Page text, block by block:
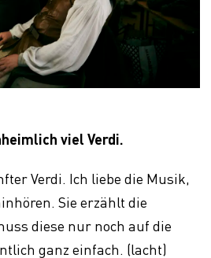
viel Verdi.
Verdi. Ich liebe die Musik,
Sie erzählt die
diese nur noch auf die
ganz einfach. (lacht)